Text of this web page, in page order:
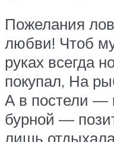
Пожелания
любви! Чтоб
руках всегда
покупал, На
А в постели —
бурной —
лишь